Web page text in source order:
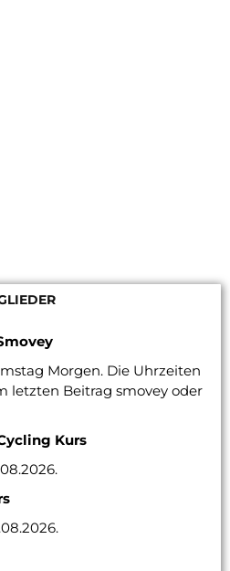
Morgen. Die Uhrzeiten
letzten Beitrag smovey oder
Kurs